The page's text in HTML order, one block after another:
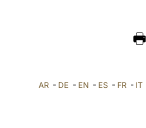
AR - DE - EN - ES - FR - IT